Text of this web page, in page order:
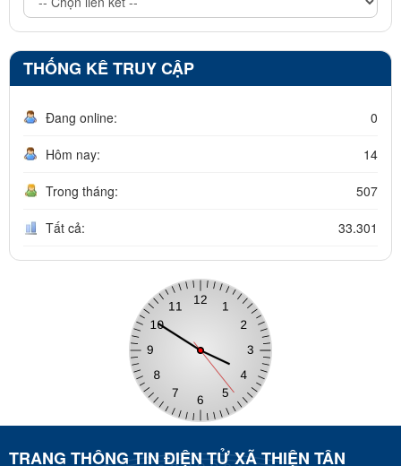
THỐNG KÊ TRUY CẬP
Đang online: 0
Hôm nay: 14
Trong tháng: 507
Tất cả: 33.301
TRANG THÔNG TIN ĐIỆN TỬ XÃ THIỆN TÂN